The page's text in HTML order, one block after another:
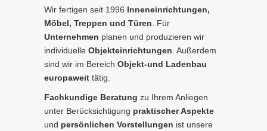
Wir fertigen seit 1996 Inneneinrichtungen,
Möbel, Treppen und Türen . Für
Unternehmen planen und produzieren wir
individuelle Objekteinrichtungen . Außerdem
sind wir im Bereich Objekt-und Ladenbau
europaweit tätig.
Fachkundige Beratung zu Ihrem Anliegen
unter Berücksichtigung praktischer Aspekte
und persönlichen Vorstellungen ist unsere